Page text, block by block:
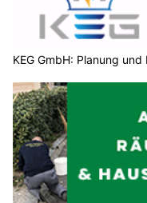
KEG GmbH: Planung